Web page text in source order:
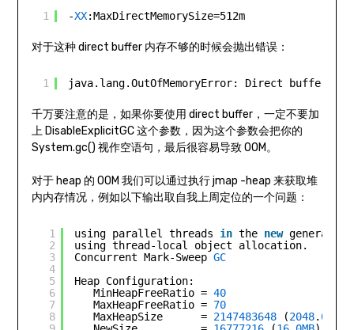
1 -XX:MaxDirectMemorySize=512m
对于这种 direct buffer 内存不够的时候会抛出错误：
1 java.lang.OutOfMemoryError: Direct buffer
千万要注意的是，如果你要使用 direct buffer，一定不要加
上 DisableExplicitGC 这个参数，因为这个参数会把你的
System.gc() 视作空语句，最后很容易导致 OOM。
对于 heap 的 OOM 我们可以通过执行 jmap -heap 来获取堆
内内存情况，例如以下输出取自我上周定位的一个问题：
1
2
3
4
5
6
7
8
using parallel threads in the new
using thread-local object allocation.
Concurrent Mark-Sweep GC
Heap Configuration:
MinHeapFreeRatio = 40
MaxHeapFreeRatio = 70
MaxHeapSize      = 2147483648 (2048. 0MB